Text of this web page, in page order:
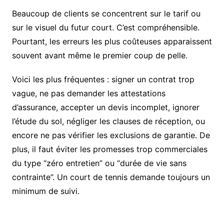
Beaucoup de clients se concentrent sur le tarif ou
sur le visuel du futur court. C’est compréhensible.
Pourtant, les erreurs les plus coûteuses apparaissent
souvent avant même le premier coup de pelle.
Voici les plus fréquentes : signer un contrat trop
vague, ne pas demander les attestations
d’assurance, accepter un devis incomplet, ignorer
l’étude du sol, négliger les clauses de réception, ou
encore ne pas vérifier les exclusions de garantie. De
plus, il faut éviter les promesses trop commerciales
du type “zéro entretien” ou “durée de vie sans
contrainte”. Un court de tennis demande toujours un
minimum de suivi.